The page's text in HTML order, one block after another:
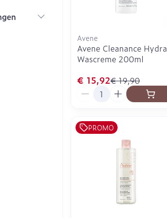
Avene
Avene Cleanance Hydra
Wascreme 200ml
€ 19,90
€ 15,92
Aantal
PROMO